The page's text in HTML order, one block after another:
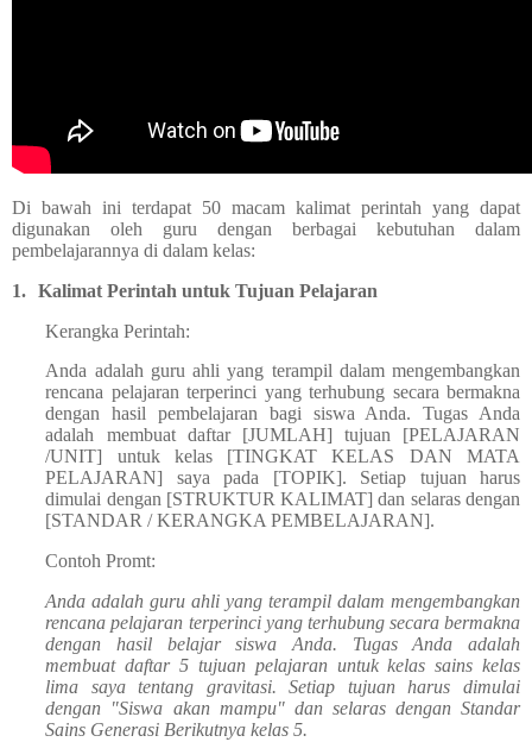
Di bawah ini terdapat 50 macam kalimat perintah yang dapat
digunakan oleh guru dengan berbagai kebutuhan dalam
pembelajarannya di dalam kelas:
1. Kalimat Perintah untuk Tujuan Pelajaran
Kerangka Perintah:
Anda adalah guru ahli yang terampil dalam mengembangkan
rencana pelajaran terperinci yang terhubung secara bermakna
dengan hasil pembelajaran bagi siswa Anda. Tugas Anda
adalah membuat daftar [JUMLAH] tujuan [PELAJARAN
/UNIT] untuk kelas [TINGKAT KELAS DAN MATA
PELAJARAN] saya pada [TOPIK]. Setiap tujuan harus
dimulai dengan [STRUKTUR KALIMAT] dan selaras dengan
[STANDAR / KERANGKA PEMBELAJARAN].
Contoh Promt:
Anda adalah guru ahli yang terampil dalam mengembangkan
rencana pelajaran terperinci yang terhubung secara bermakna
dengan hasil belajar siswa Anda. Tugas Anda adalah
membuat daftar 5 tujuan pelajaran untuk kelas sains kelas
lima saya tentang gravitasi. Setiap tujuan harus dimulai
dengan "Siswa akan mampu" dan selaras dengan Standar
Sains Generasi Berikutnya kelas 5.